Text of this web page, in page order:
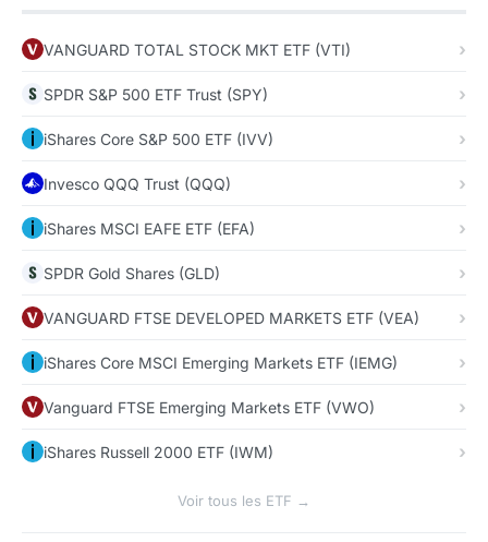
VANGUARD TOTAL STOCK MKT ETF (VTI)
SPDR S&P 500 ETF Trust (SPY)
iShares Core S&P 500 ETF (IVV)
Invesco QQQ Trust (QQQ)
iShares MSCI EAFE ETF (EFA)
SPDR Gold Shares (GLD)
VANGUARD FTSE DEVELOPED MARKETS ETF (VEA)
iShares Core MSCI Emerging Markets ETF (IEMG)
Vanguard FTSE Emerging Markets ETF (VWO)
iShares Russell 2000 ETF (IWM)
Voir tous les ETF →